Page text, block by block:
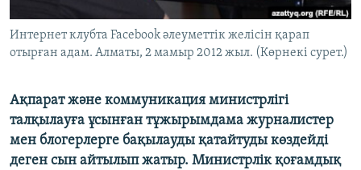
Басқа тілдерде
Интернет клубта Facebook әлеуметтік желісін қарап
отырған адам. Алматы, 2 мамыр 2012 жыл. (Көрнекі сурет.)
Ақпарат және коммуникация министрлігі
талқылауға ұсынған тұжырымдама журналистер
мен блогерлерге бақылауды қатайтуды көздейді
деген сын айтылып жатыр. Министрлік қоғамдық